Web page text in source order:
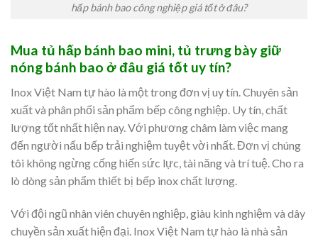
hấp bánh bao công nghiệp giá tốt ở đâu?
Mua tủ hấp bánh bao mini, tủ trưng bày giữ
nóng bánh bao ở đâu giá tốt uy tín?
Inox Việt Nam tự hào là một trong đơn vị uy tín. Chuyên sản
xuất và phân phối sản phẩm bếp công nghiệp. Uy tín, chất
lượng tốt nhất hiện nay. Với phương châm làm việc mang
đến người nấu bếp trải nghiệm tuyệt vời nhất. Đơn vị chúng
tôi không ngừng cống hiến sức lực, tài năng và trí tuệ. Cho ra
lò dòng sản phẩm thiết bị bếp inox chất lượng.
Với đội ngũ nhân viên chuyên nghiệp, giàu kinh nghiệm và dây
chuyền sản xuất hiện đại. Inox Việt Nam tự hào là nhà sản